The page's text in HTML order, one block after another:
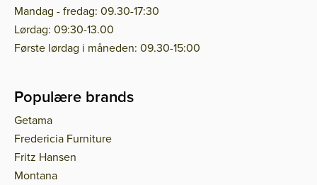
Mandag - fredag: 09.30-17:30
Lørdag: 09:30-13.00
Første lørdag i måneden: 09.30-15:00
Populære brands
Getama
Fredericia Furniture
Fritz Hansen
Montana